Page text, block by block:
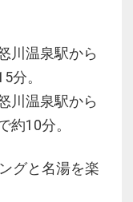
川温泉駅から
分。
川温泉駅から
約10分。
グと名湯を楽